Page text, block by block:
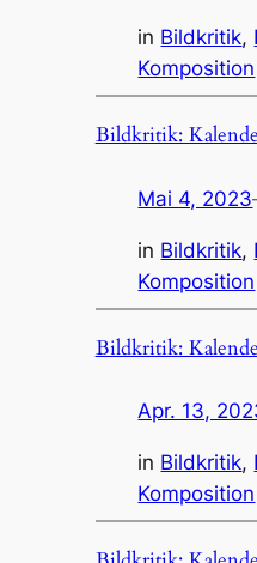
in Bildkritik,
Komposition
Bildkritik:
Mai 4, 2023
in Bildkritik,
Komposition
Bildkritik:
Apr. 13,
in Bildkritik,
Komposition